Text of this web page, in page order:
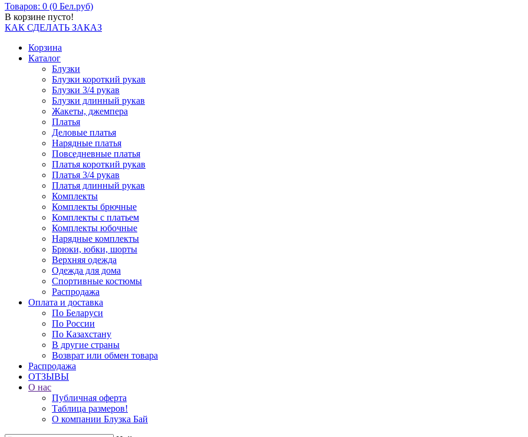
Товаров: 0 (0 Бел.руб)
В корзине пусто!
КАК СДЕЛАТЬ ЗАКАЗ
Корзина
Каталог
Блузки
Блузки короткий рукав
Блузки 3/4 рукав
Блузки длинный рукав
Жакеты, джемпера
Платья
Деловые платья
Нарядные платья
Повседневные платья
Платья короткий рукав
Платья 3/4 рукав
Платья длинный рукав
Комплекты
Комплекты брючные
Комплекты с платьем
Комплекты юбочные
Нарядные комплекты
Брюки, юбки, шорты
Верхняя одежда
Одежда для дома
Спортивные костюмы
Распродажа
Оплата и доставка
По Беларуси
По России
По Казахстану
В другие страны
Возврат или обмен товара
Распродажа
ОТЗЫВЫ
О нас
Публичная оферта
Таблица размеров!
О компании Блузка Бай